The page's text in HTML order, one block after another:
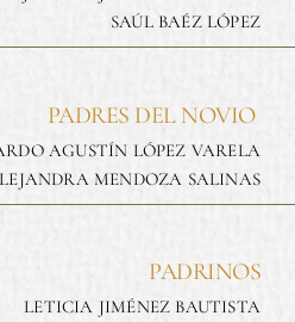
SAÚL BAÉZ LÓPEZ
PADRES DEL NOVIO
AGUSTÍN LÓPEZ VARELA
MENDOZA SALINAS
PADRINOS
LETICIA JIMÉNEZ BAUTISTA